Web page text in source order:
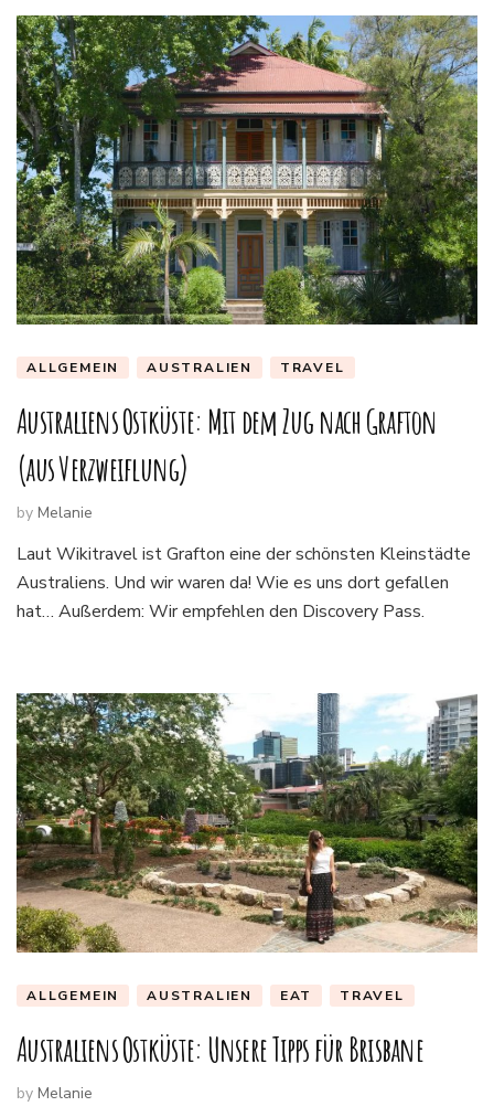
ALLGEMEIN AUSTRALIEN TRAVEL
Australiens Ostküste: Mit dem Zug nach Grafton
(aus Verzweiflung)
by Melanie
Laut Wikitravel ist Grafton eine der schönsten Kleinstädte
Australiens. Und wir waren da! Wie es uns dort gefallen
hat… Außerdem: Wir empfehlen den Discovery Pass.
ALLGEMEIN AUSTRALIEN EAT TRAVEL
Australiens Ostküste: Unsere Tipps für Brisbane
by Melanie